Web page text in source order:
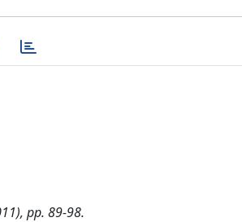
pp. 89-98.